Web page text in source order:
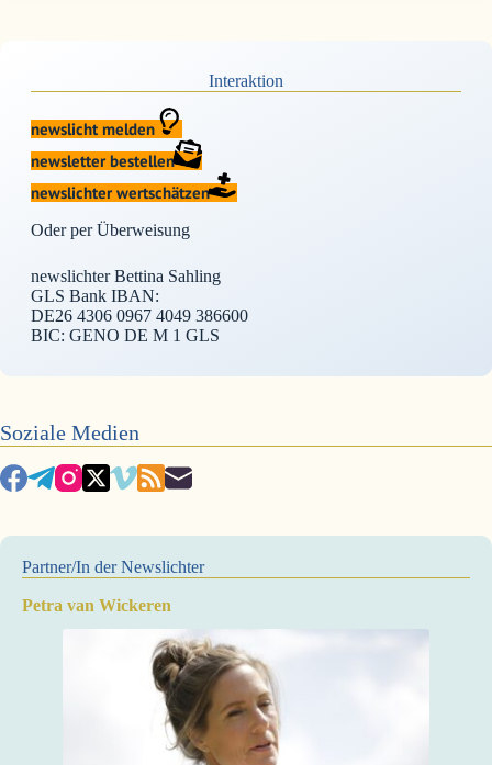
Interaktion
newslicht melden
newsletter bestellen
newslichter wertschätzen
Oder per Überweisung
newslichter Bettina Sahling
GLS Bank IBAN:
DE26 4306 0967 4049 386600
BIC: GENO DE M 1 GLS
Soziale Medien
Partner/In der Newslichter
Petra van Wickeren